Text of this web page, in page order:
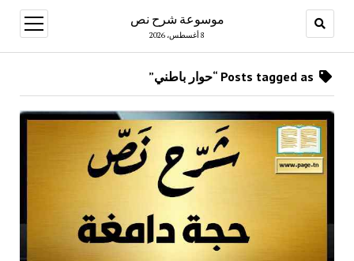
موسوعة شرح نص
8 أغسطس، 2026
open
menu